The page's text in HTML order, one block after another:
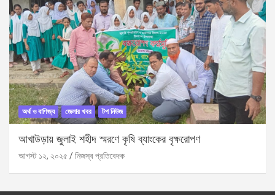
অর্থ ও বাণিজ্য জেলার খবর টপ নিউজ
আখাউড়ায় জুলাই শহীদ স্মরণে কৃষি ব্যাংকের বৃক্ষরোপণ
আগস্ট ১২, ২০২৫ নিজস্ব প্রতিবেদক